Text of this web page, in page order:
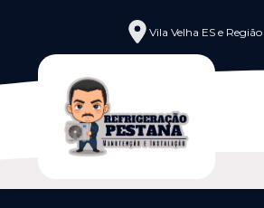
Vila Velha ES e Região